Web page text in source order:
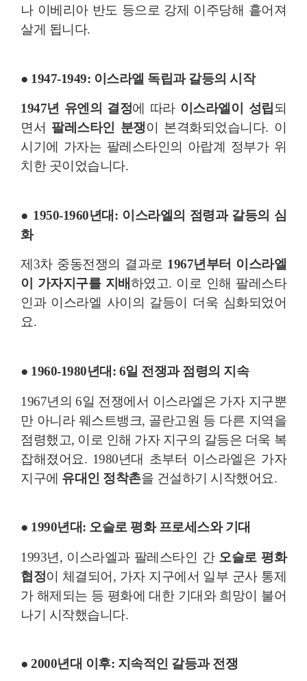
나 이베리아 반도 등으로 강제 이주당해 흩어져
살게 됩니다.
● 1947-1949: 이스라엘 독립과 갈등의 시작
1947년 유엔의 결정에 따라 이스라엘이 성립되
면서 팔레스타인 분쟁이 본격화되었습니다. 이
시기에 가자는 팔레스타인의 아랍계 정부가 위
치한 곳이었습니다.
● 1950-1960년대: 이스라엘의 점령과 갈등의 심
화
제3차 중동전쟁의 결과로 1967년부터 이스라엘
이 가자지구를 지배하였고. 이로 인해 팔레스타
인과 이스라엘 사이의 갈등이 더욱 심화되었어
요.
● 1960-1980년대: 6일 전쟁과 점령의 지속
1967년의 6일 전쟁에서 이스라엘은 가자 지구뿐
만 아니라 웨스트뱅크, 골란고원 등 다른 지역을
점령했고, 이로 인해 가자 지구의 갈등은 더욱 복
잡해졌어요. 1980년대 초부터 이스라엘은 가자
지구에 유대인 정착촌을 건설하기 시작했어요.
● 1990년대: 오슬로 평화 프로세스와 기대
1993년, 이스라엘과 팔레스타인 간 오슬로 평화
협정이 체결되어, 가자 지구에서 일부 군사 통제
가 해제되는 등 평화에 대한 기대와 희망이 불어
나기 시작했습니다.
● 2000년대 이후: 지속적인 갈등과 전쟁